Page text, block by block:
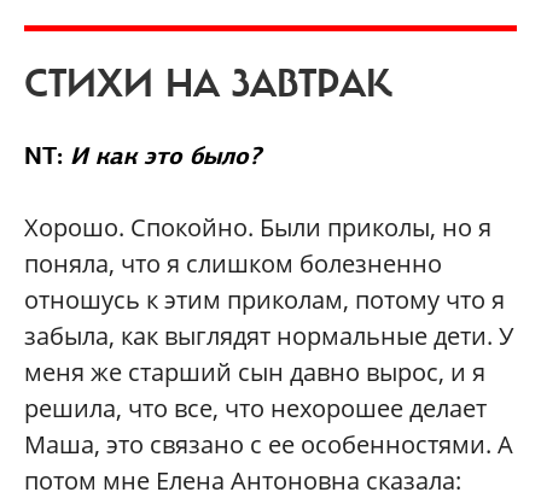
СТИХИ НА ЗАВТРАК
NT: И как это было?
Хорошо. Спокойно. Были приколы, но я
поняла, что я слишком болезненно
отношусь к этим приколам, потому что я
забыла, как выглядят нормальные дети. У
меня же старший сын давно вырос, и я
решила, что все, что нехорошее делает
Маша, это связано с ее особенностями. А
потом мне Елена Антоновна сказала: